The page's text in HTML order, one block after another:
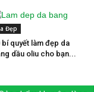
Đẹp
bí quyết làm đẹp da
dầu oliu cho bạn...